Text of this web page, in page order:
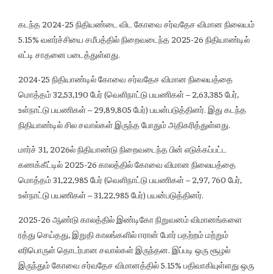
கடந்த 2024-25 நிதியண்டை விட கோவை சர்வதேச விமான நிலையம்
5.15% வளர்ச்சியை சமீபத்தில் நிறைவடைந்த 2025-26 நிதியாண்டில்
எட்டி சாதனை படைத்துள்ளது.
2024-25 நிதியாண்டில் கோவை சர்வதேச விமான நிலையத்தை
மொத்தம் 32,53,190 பேர் (வெளிநாட்டு பயணிகள் – 2,63,385 பேர்,
உள்நாட்டு பயணிகள் – 29,89,805 பேர்) பயன்படுத்தினர். இது கடந்த
நிதியாண்டில் சில சவால்கள் இருந்த போதும் அதிகரித்துள்ளது.
மார்ச் 31, 2026ல் நிதியாண்டு நிறைவடைந்த பின் எடுக்கப்பட்ட
கணக்கீட்டில் 2025-26 காலத்தில் கோவை விமான நிலையத்தை
மொத்தம் 31,22,985 பேர் (வெளிநாட்டு பயணிகள் – 2,97, 760 பேர்,
உள்நாட்டு பயணிகள் – 31,22,985 பேர்) பயன்படுத்தினர்.
2025-26 ஆண்டு காலத்தில் இண்டிகோ நிறுவனம் விமானங்களை
ரத்து செய்தது, இறுதி காலங்களில் ஈரான் போர் பதற்றம் மற்றும்
எரிபொருள் தொடர்பான சவால்கள் இருந்தன. இப்படி ஒரு சூழல்
இருந்தும் கோவை சர்வதேச விமானத்தில் 5.15% பதிவாகியுள்ளது ஒரு